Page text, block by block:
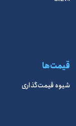
قیمت‌ها
شیوه قیمت‌گذاری